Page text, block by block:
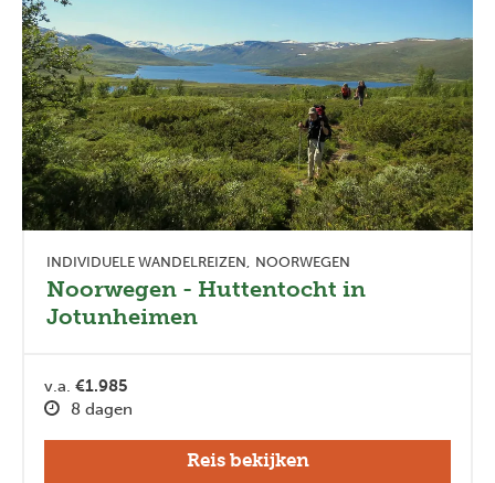
INDIVIDUELE WANDELREIZEN NOORWEGEN
Noorwegen - Huttentocht in
Jotunheimen
v.a. €1.985
8 dagen
Reis bekijken